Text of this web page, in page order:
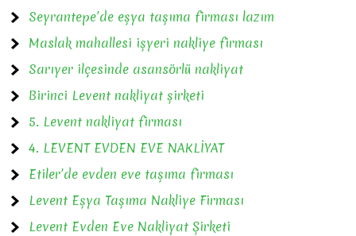
Seyrantepe’de eşya taşıma firması lazım
Maslak mahallesi işyeri nakliye firması
Sarıyer ilçesinde asansörlü nakliyat
Birinci Levent nakliyat şirketi
5. Levent nakliyat firması
4. LEVENT EVDEN EVE NAKLİYAT
Etiler’de evden eve taşıma firması
Levent Eşya Taşıma Nakliye Firması
Levent Evden Eve Nakliyat Şirketi